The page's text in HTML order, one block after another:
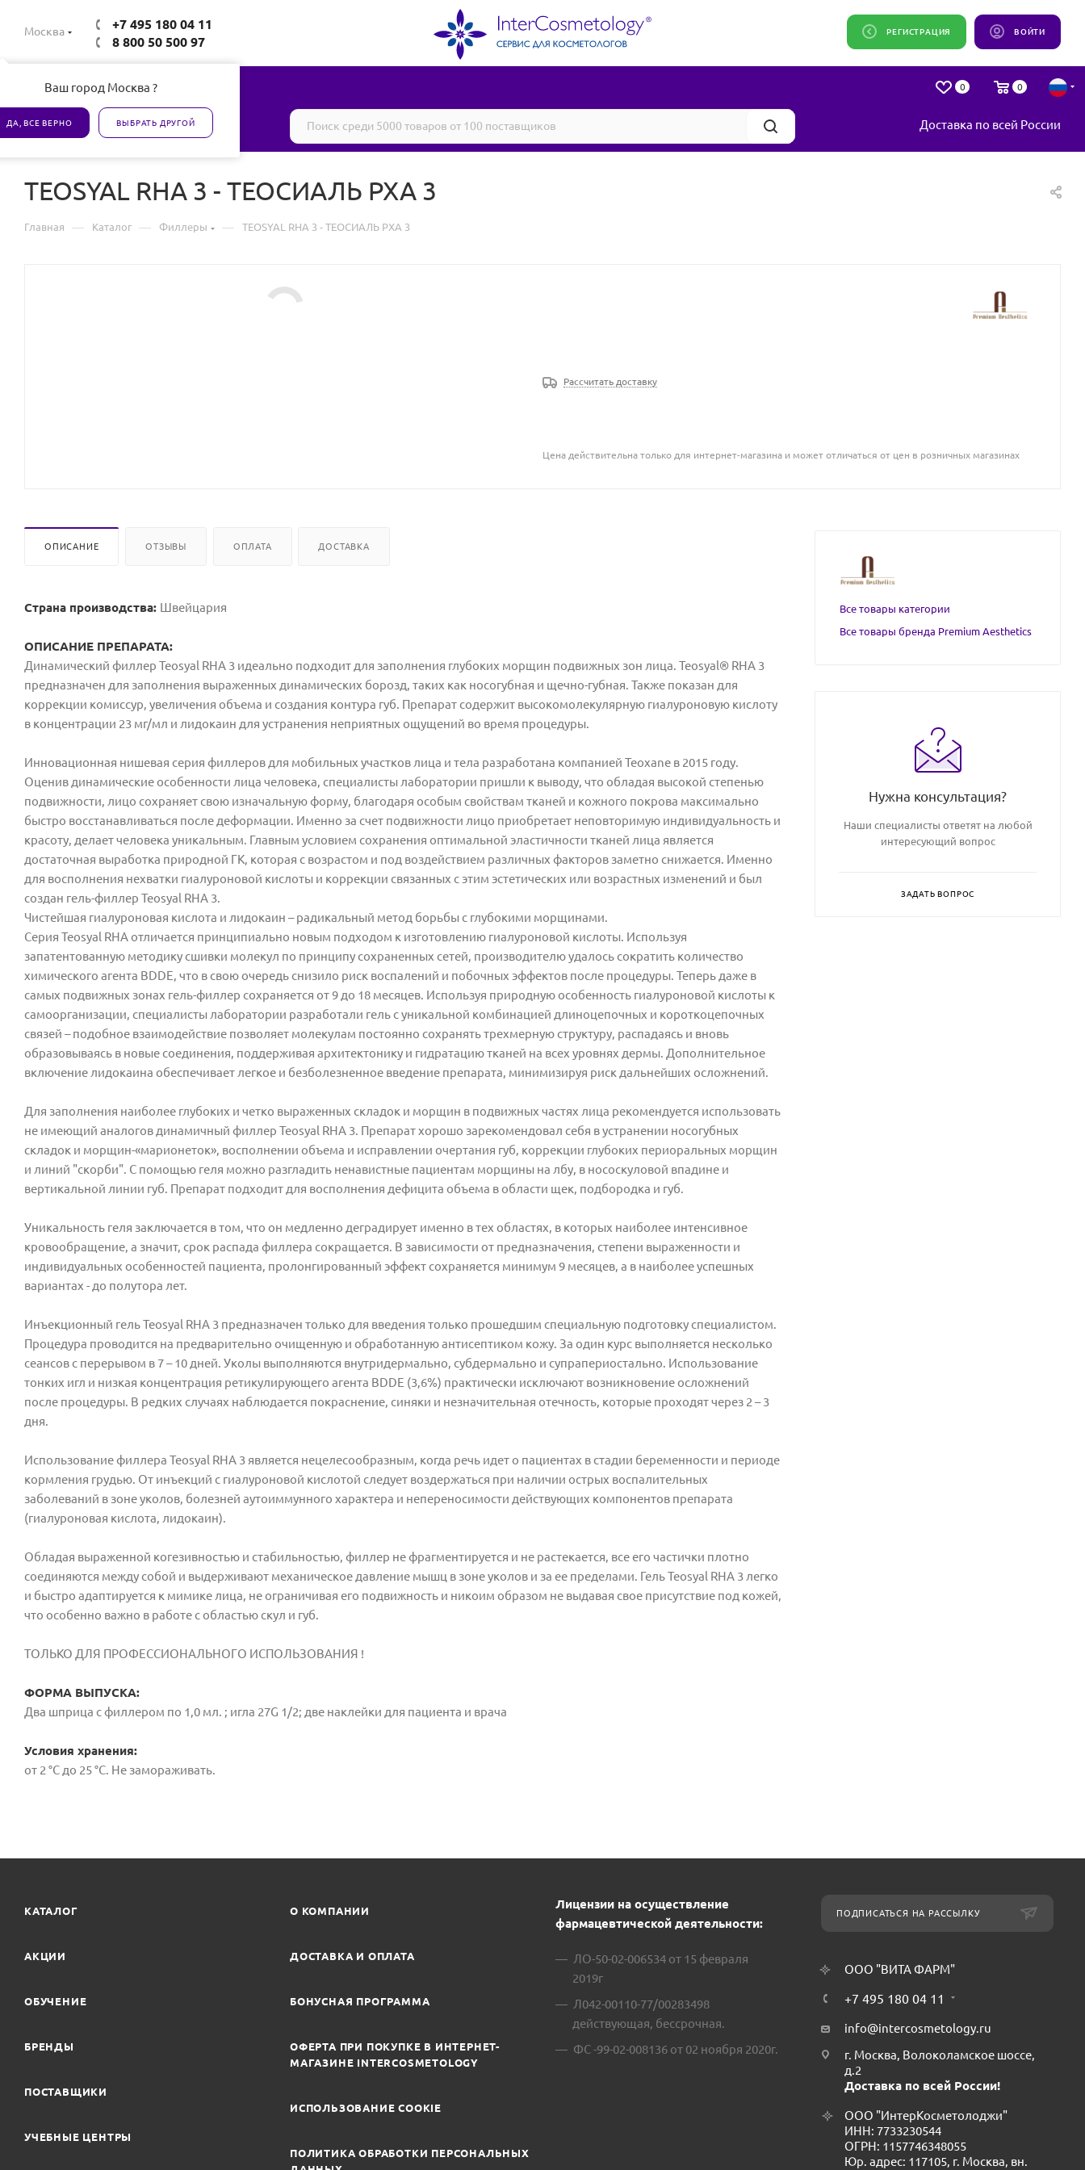
Москва
Ваш город Москва ?
ДА, ВСЕ ВЕРНО ВЫБРАТЬ ДРУГОЙ
+7 495 180 04 11
8 800 50 500 97
ВОЙТИ
РЕГИСТРАЦИЯ
0 0
Все товары сертифицированы Доставка по всей России
TEOSYAL RHA 3 - ТЕОСИАЛЬ РХА 3
Главная — Каталог — Филлеры — TEOSYAL RHA 3 - ТЕОСИАЛЬ РХА 3
Рассчитать доставку
Цена действительна только для интернет-магазина и может отличаться от цен в розничных магазинах
ОПИСАНИЕ ОТЗЫВЫ ОПЛАТА ДОСТАВКА
Страна производства: Швейцария
ОПИСАНИЕ ПРЕПАРАТА:
Динамический филлер Teosyal RHA 3 идеально подходит для заполнения глубоких морщин подвижных зон лица. Teosyal® RHA 3
предназначен для заполнения выраженных динамических борозд, таких как носогубная и щечно-губная. Также показан для
коррекции комиссур, увеличения объема и создания контура губ. Препарат содержит высокомолекулярную гиалуроновую кислоту
в концентрации 23 мг/мл и лидокаин для устранения неприятных ощущений во время процедуры.
Инновационная нишевая серия филлеров для мобильных участков лица и тела разработана компанией Teoxane в 2015 году.
Оценив динамические особенности лица человека, специалисты лаборатории пришли к выводу, что обладая высокой степенью
подвижности, лицо сохраняет свою изначальную форму, благодаря особым свойствам тканей и кожного покрова максимально
быстро восстанавливаться после деформации. Именно за счет подвижности лицо приобретает неповторимую индивидуальность и
красоту, делает человека уникальным. Главным условием сохранения оптимальной эластичности тканей лица является
достаточная выработка природной ГК, которая с возрастом и под воздействием различных факторов заметно снижается. Именно
для восполнения нехватки гиалуроновой кислоты и коррекции связанных с этим эстетических или возрастных изменений и был
создан гель-филлер Teosyal RHA 3.
Чистейшая гиалуроновая кислота и лидокаин – радикальный метод борьбы с глубокими морщинами.
Серия Teosyal RHA отличается принципиально новым подходом к изготовлению гиалуроновой кислоты. Используя
запатентованную методику сшивки молекул по принципу сохраненных сетей, производителю удалось сократить количество
химического агента BDDE, что в свою очередь снизило риск воспалений и побочных эффектов после процедуры. Теперь даже в
самых подвижных зонах гель-филлер сохраняется от 9 до 18 месяцев. Используя природную особенность гиалуроновой кислоты к
самоорганизации, специалисты лаборатории разработали гель с уникальной комбинацией длиноцепочных и короткоцепочных
связей – подобное взаимодействие позволяет молекулам постоянно сохранять трехмерную структуру, распадаясь и вновь
образовываясь в новые соединения, поддерживая архитектонику и гидратацию тканей на всех уровнях дермы. Дополнительное
включение лидокаина обеспечивает легкое и безболезненное введение препарата, минимизируя риск дальнейших осложнений.
Для заполнения наиболее глубоких и четко выраженных складок и морщин в подвижных частях лица рекомендуется использовать
не имеющий аналогов динамичный филлер Teosyal RHA 3. Препарат хорошо зарекомендовал себя в устранении носогубных
складок и морщин-«марионеток», восполнении объема и исправлении очертания губ, коррекции глубоких периоральных морщин
и линий "скорби". С помощью геля можно разгладить ненавистные пациентам морщины на лбу, в нососкуловой впадине и
вертикальной линии губ. Препарат подходит для восполнения дефицита объема в области щек, подбородка и губ.
Уникальность геля заключается в том, что он медленно деградирует именно в тех областях, в которых наиболее интенсивное
кровообращение, а значит, срок распада филлера сокращается. В зависимости от предназначения, степени выраженности и
индивидуальных особенностей пациента, пролонгированный эффект сохраняется минимум 9 месяцев, а в наиболее успешных
вариантах - до полутора лет.
Инъекционный гель Teosyal RHA 3 предназначен только для введения только прошедшим специальную подготовку специалистом.
Процедура проводится на предварительно очищенную и обработанную антисептиком кожу. За один курс выполняется несколько
сеансов с перерывом в 7 – 10 дней. Уколы выполняются внутридермально, субдермально и супрапериостально. Использование
тонких игл и низкая концентрация ретикулирующего агента BDDE (3,6%) практически исключают возникновение осложнений
после процедуры. В редких случаях наблюдается покраснение, синяки и незначительная отечность, которые проходят через 2 – 3
дня.
Использование филлера Teosyal RHA 3 является нецелесообразным, когда речь идет о пациентах в стадии беременности и периоде
кормления грудью. От инъекций с гиалуроновой кислотой следует воздержаться при наличии острых воспалительных
заболеваний в зоне уколов, болезней аутоиммунного характера и непереносимости действующих компонентов препарата
(гиалуроновая кислота, лидокаин).
Обладая выраженной когезивностью и стабильностью, филлер не фрагментируется и не растекается, все его частички плотно
соединяются между собой и выдерживают механическое давление мышц в зоне уколов и за ее пределами. Гель Teosyal RHA 3 легко
и быстро адаптируется к мимике лица, не ограничивая его подвижность и никоим образом не выдавая свое присутствие под кожей,
что особенно важно в работе с областью скул и губ.
ТОЛЬКО ДЛЯ ПРОФЕССИОНАЛЬНОГО ИСПОЛЬЗОВАНИЯ !
ФОРМА ВЫПУСКА:
Два шприца с филлером по 1,0 мл. ; игла 27G 1/2; две наклейки для пациента и врача
Условия хранения:
от 2 °С до 25 °С. Не замораживать.
Все товары категории
Все товары бренда Premium Aesthetics
Нужна консультация?
Наши специалисты ответят на любой
интересующий вопрос
ЗАДАТЬ ВОПРОС
КАТАЛОГ
АКЦИИ
ОБУЧЕНИЕ
БРЕНДЫ
ПОСТАВЩИКИ
УЧЕБНЫЕ ЦЕНТРЫ
О КОМПАНИИ
ДОСТАВКА И ОПЛАТА
БОНУСНАЯ ПРОГРАММА
ОФЕРТА ПРИ ПОКУПКЕ В ИНТЕРНЕТ-
МАГАЗИНЕ INTERCOSMETOLOGY
ИСПОЛЬЗОВАНИЕ COOKIE
ПОЛИТИКА ОБРАБОТКИ ПЕРСОНАЛЬНЫХ
Лицензии на осуществление
фармацевтической деятельности:
ЛО-50-02-006534 от 15 февраля
2019г
Л042-00110-77/00283498
действующая, бессрочная.
ФС -99-02-008136 от 02 ноября 2020г.
ПОДПИСАТЬСЯ НА РАССЫЛКУ
ООО "ВИТА ФАРМ"
+7 495 180 04 11
info@intercosmetology.ru
г. Москва, Волоколамское шоссе,
д.2
Доставка по всей России!
ООО "ИнтерКосметолоджи"
ИНН: 7733230544
ОГРН: 1157746348055
Юр. адрес: 117105, г. Москва, вн.